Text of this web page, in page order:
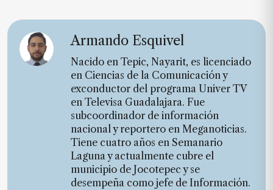
Armando Esquivel
Nacido en Tepic, Nayarit, es licenciado
en Ciencias de la Comunicación y
exconductor del programa Univer TV
en Televisa Guadalajara. Fue
subcoordinador de información
nacional y reportero en Meganoticias.
Tiene cuatro años en Semanario
Laguna y actualmente cubre el
municipio de Jocotepec y se
desempeña como jefe de Información.